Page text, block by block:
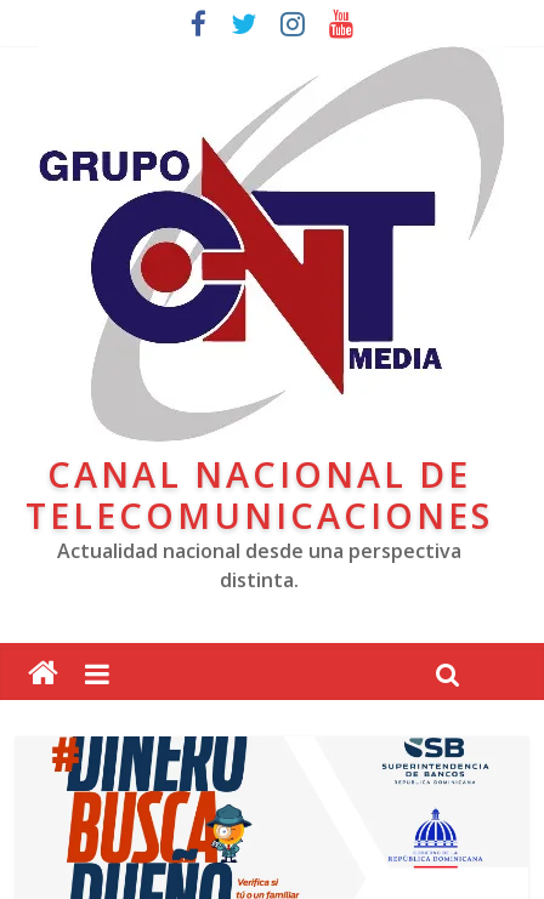
CANAL NACIONAL DE
TELECOMUNICACIONES
Actualidad nacional desde una perspectiva
distinta.